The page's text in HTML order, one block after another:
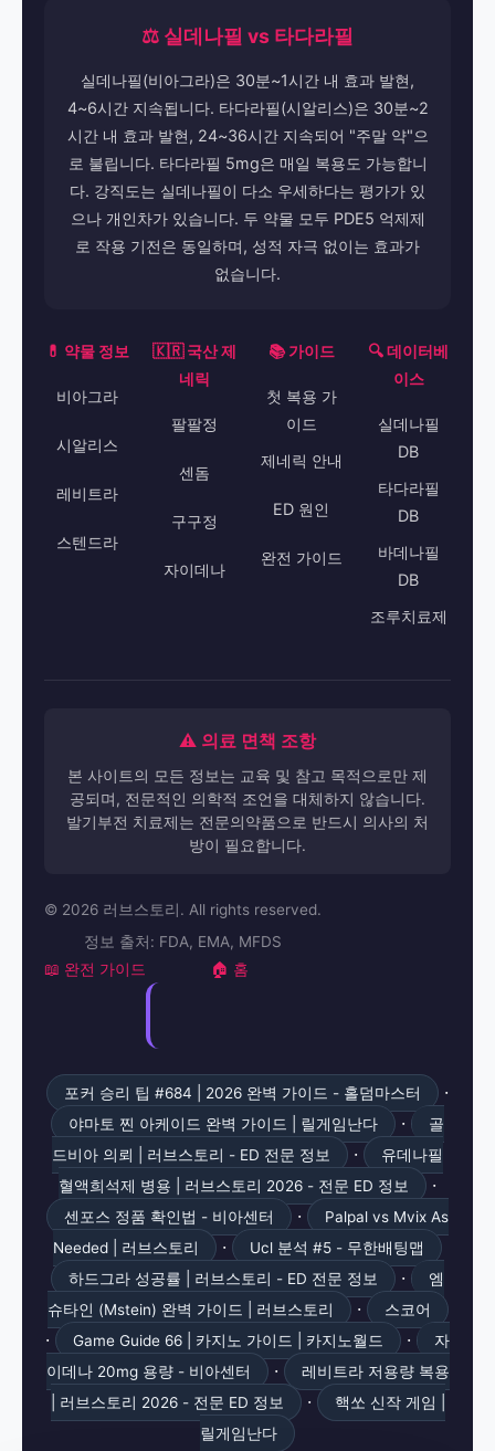
⚖️ 실데나필 vs 타다라필
실데나필(비아그라)은 30분~1시간 내 효과 발현,
4~6시간 지속됩니다. 타다라필(시알리스)은 30분~2
시간 내 효과 발현, 24~36시간 지속되어 "주말 약"으
로 불립니다. 타다라필 5mg은 매일 복용도 가능합니
다. 강직도는 실데나필이 다소 우세하다는 평가가 있
으나 개인차가 있습니다. 두 약물 모두 PDE5 억제제
로 작용 기전은 동일하며, 성적 자극 없이는 효과가
없습니다.
💊 약물 정보
비아그라
시알리스
레비트라
스텐드라
🇰🇷 국산 제
네릭
팔팔정
센돔
구구정
자이데나
📚 가이드
첫 복용 가
이드
제네릭 안내
ED 원인
완전 가이드
🔍 데이터베
이스
실데나필
DB
타다라필
DB
바데나필
DB
조루치료제
⚠️ 의료 면책 조항
본 사이트의 모든 정보는 교육 및 참고 목적으로만 제
공되며, 전문적인 의학적 조언을 대체하지 않습니다.
발기부전 치료제는 전문의약품으로 반드시 의사의 처
방이 필요합니다.
© 2026 러브스토리. All rights reserved.
정보 출처: FDA, EMA, MFDS
📖 완전 가이드 🏠 홈
포커 승리 팁 #684 | 2026 완벽 가이드 - 홀덤마스터 ·
야마토 찐 아케이드 완벽 가이드 | 릴게임난다 ·
골
드비아 의뢰 | 러브스토리 - ED 전문 정보
·
유데나필
혈액희석제 병용 | 러브스토리 2026 - 전문 ED 정보
·
센포스 정품 확인법 - 비아센터 ·
Palpal vs Mvix As
Needed | 러브스토리
·
Ucl 분석 #5 - 무한배팅맵
하드그라 성공률 | 러브스토리 - ED 전문 정보
·
엠
슈타인 (Mstein) 완벽 가이드 | 러브스토리
· 스코어
· Game Guide 66 | 카지노 가이드 | 카지노월드 ·
자
이데나 20mg 용량 - 비아센터
·
레비트라 저용량 복용
| 러브스토리 2026 - 전문 ED 정보
·
핵쏘 신작 게임 |
릴게임난다